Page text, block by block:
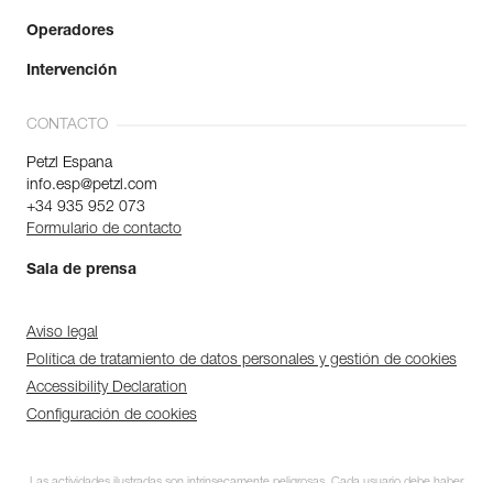
Operadores
Intervención
CONTACTO
Petzl Espana
info.esp@petzl.com
+34 935 952 073
Formulario de contacto
Sala de prensa
Aviso legal
Política de tratamiento de datos personales y gestión de cookies
Accessibility Declaration
Configuración de cookies